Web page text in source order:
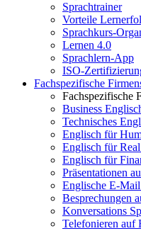
Sprachtrainer
Vorteile
Sprachkurs-
Lernen 4.0
Sprachlern-App
ISO-
Fachspezifische
Fachspezifische
Business
Technisches
Englisch für
Englisch für
Englisch für
Präsentationen
Englische E-Mail
Besprechungen
Konversations
Telefonieren auf